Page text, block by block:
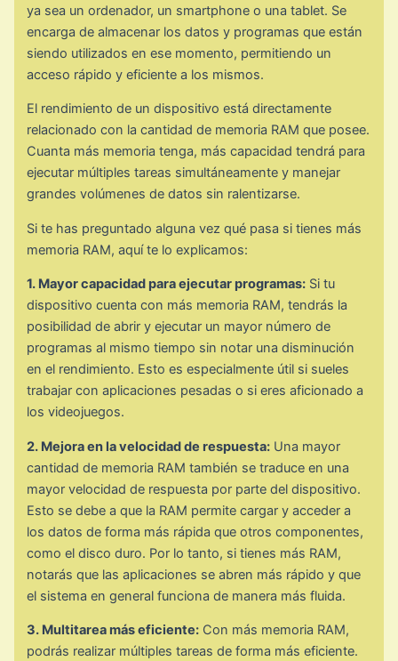
ya sea un ordenador, un smartphone o una tablet. Se
encarga de almacenar los datos y programas que están
siendo utilizados en ese momento, permitiendo un
acceso rápido y eficiente a los mismos.
El rendimiento de un dispositivo está directamente
relacionado con la cantidad de memoria RAM que posee.
Cuanta más memoria tenga, más capacidad tendrá para
ejecutar múltiples tareas simultáneamente y manejar
grandes volúmenes de datos sin ralentizarse.
Si te has preguntado alguna vez qué pasa si tienes más
memoria RAM, aquí te lo explicamos:
1. Mayor capacidad para ejecutar programas: Si tu
dispositivo cuenta con más memoria RAM, tendrás la
posibilidad de abrir y ejecutar un mayor número de
programas al mismo tiempo sin notar una disminución
en el rendimiento. Esto es especialmente útil si sueles
trabajar con aplicaciones pesadas o si eres aficionado a
los videojuegos.
2. Mejora en la velocidad de respuesta: Una mayor
cantidad de memoria RAM también se traduce en una
mayor velocidad de respuesta por parte del dispositivo.
Esto se debe a que la RAM permite cargar y acceder a
los datos de forma más rápida que otros componentes,
como el disco duro. Por lo tanto, si tienes más RAM,
notarás que las aplicaciones se abren más rápido y que
el sistema en general funciona de manera más fluida.
3. Multitarea más eficiente: Con más memoria RAM,
podrás realizar múltiples tareas de forma más eficiente.